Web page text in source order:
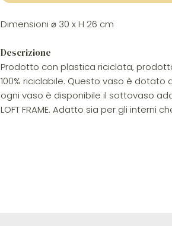
Dimensioni ⌀ 30 x H 26 cm
Descrizione
Prodotto con plastica riciclata,
100% riciclabile. Questo vaso è dotato
ogni vaso è disponibile il sottovaso
LOFT FRAME. Adatto sia per gli interni